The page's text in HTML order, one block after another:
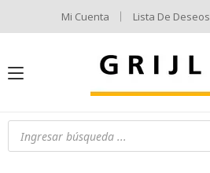
Mi Cuenta Lista De Deseos